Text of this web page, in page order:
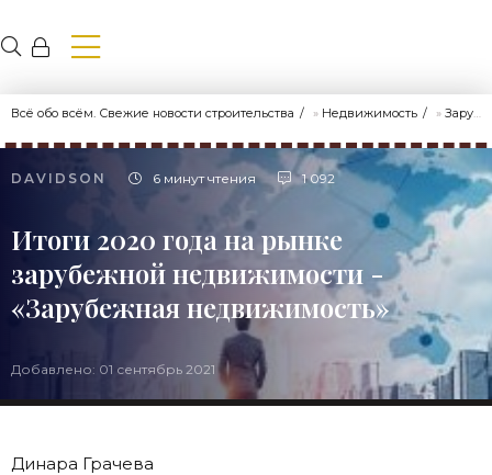
Всё обо всём. Свежие новости строительства » Недвижимость » Зарубежная недвижимость
DAVIDSON 6 минут чтения 1 092
Итоги 2020 года на рынке
зарубежной недвижимости -
«Зарубежная недвижимость»
Добавлено: 01 сентябрь 2021
Динара Грачева